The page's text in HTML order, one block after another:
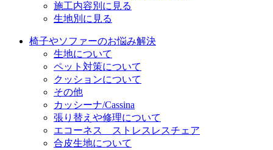
施工内容別に見る
生地別に見る
椅子やソファーのお悩み解決
生地について
ペット対策について
クッションについて
その他
カッシーナ/Cassina
張り替えや修理について
エコーネス ストレスレスチェア
合皮生地について